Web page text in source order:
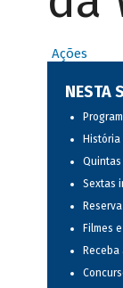
Ações
NESTA
História
Quintas
Sextas
Filmes